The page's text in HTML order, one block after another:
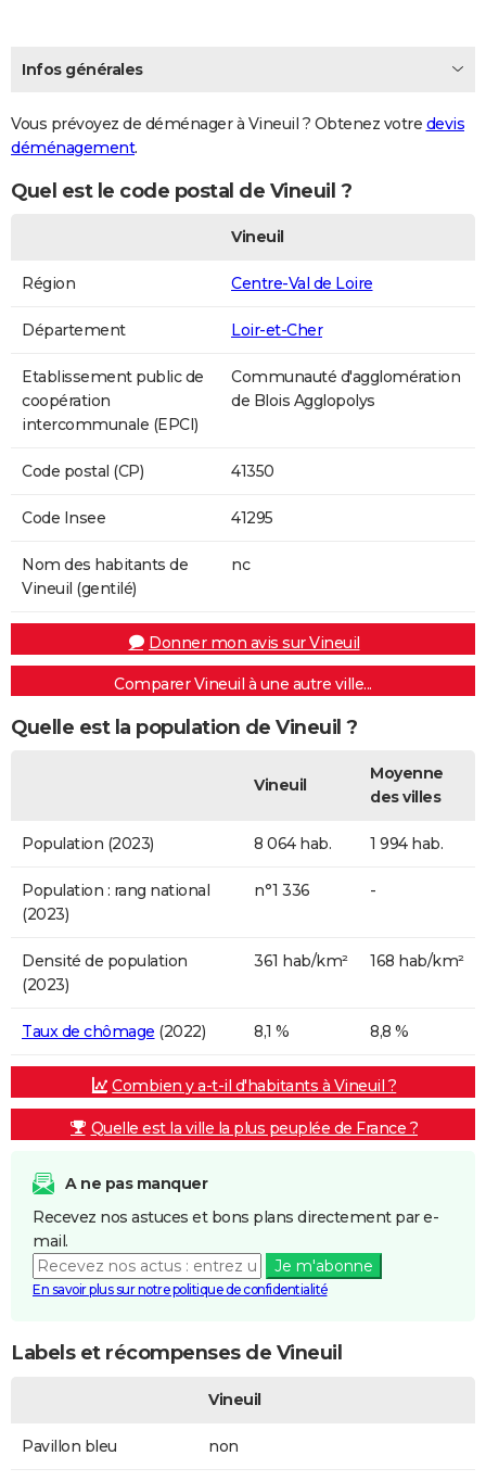
Infos générales
Vous prévoyez de déménager à Vineuil ? Obtenez votre devis
déménagement.
Quel est le code postal de Vineuil ?
Vineuil
Région Centre-Val de Loire
Département Loir-et-Cher
Etablissement public de
coopération
intercommunale (EPCI)
Communauté d'agglomération
de Blois Agglopolys
Code postal (CP) 41350
Code Insee 41295
Nom des habitants de
Vineuil (gentilé)
nc
Donner mon avis sur Vineuil
Comparer Vineuil à une autre ville...
Quelle est la population de Vineuil ?
Vineuil
Moyenne
des villes
Population (2023) 8 064 hab. 1 994 hab.
Population : rang national
(2023)
n°1 336 -
Densité de population
(2023)
361 hab/km² 168 hab/km²
Taux de chômage (2022) 8,1 % 8,8 %
Combien y a-t-il d'habitants à Vineuil ?
Quelle est la ville la plus peuplée de France ?
A ne pas manquer
Recevez nos astuces et bons plans directement par e-
mail.
Je m'abonne
En savoir plus sur notre politique de confidentialité
Labels et récompenses de Vineuil
Vineuil
Pavillon bleu non